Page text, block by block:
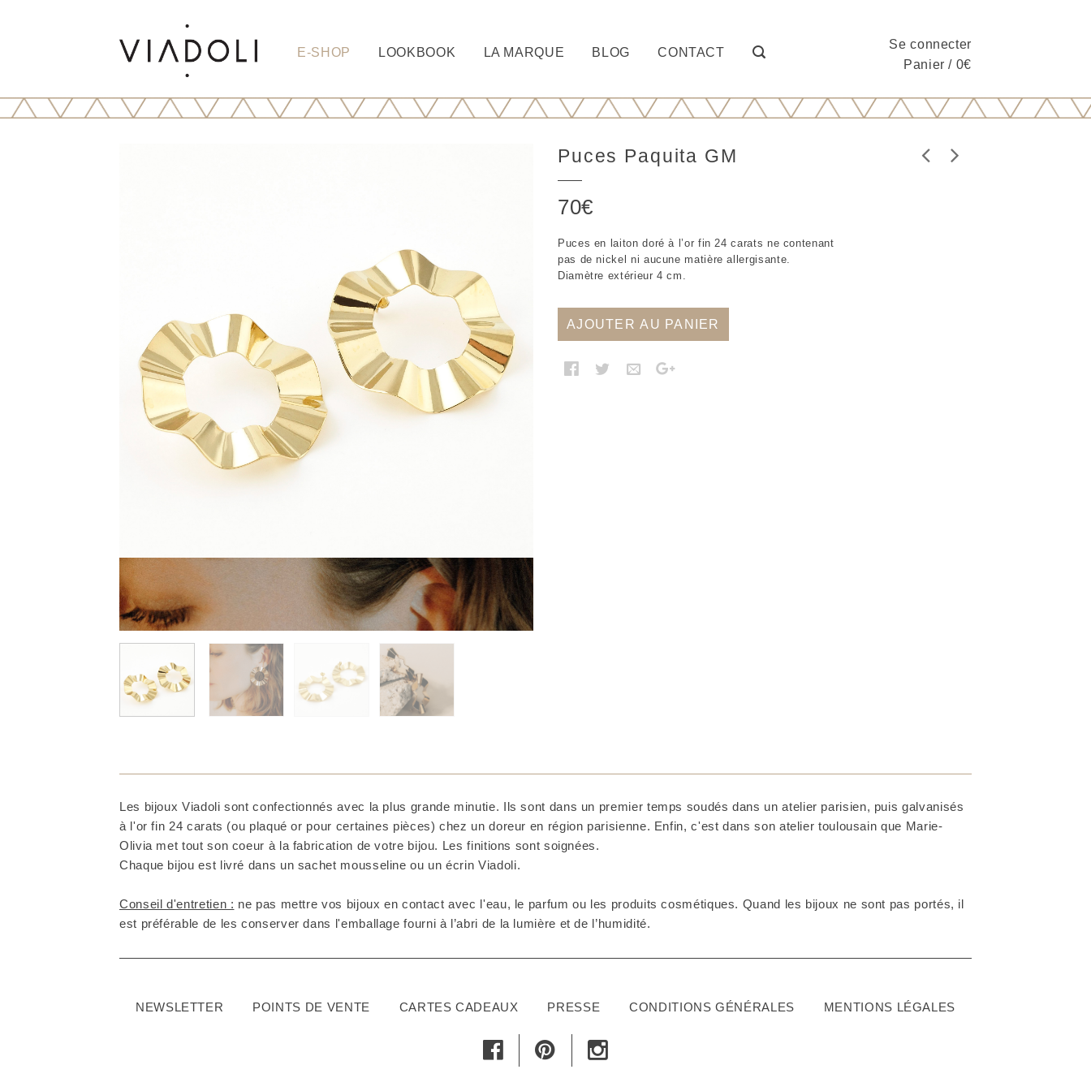
E-SHOP LOOKBOOK LA MARQUE BLOG CONTACT
Se connecter
Panier / 0€
Puces Paquita GM
70€
Puces en laiton doré à l’or fin 24 carats ne contenant
pas de nickel ni aucune matière allergisante.
Diamètre extérieur 4 cm.
AJOUTER AU PANIER
Les bijoux Viadoli sont confectionnés avec la plus grande minutie. Ils sont dans un premier temps soudés dans un atelier parisien, puis galvanisés
à l'or fin 24 carats (ou plaqué or pour certaines pièces) chez un doreur en région parisienne. Enfin, c'est dans son atelier toulousain que Marie-
Olivia met tout son coeur à la fabrication de votre bijou. Les finitions sont soignées.
Chaque bijou est livré dans un sachet mousseline ou un écrin Viadoli.
Conseil d'entretien : ne pas mettre vos bijoux en contact avec l'eau, le parfum ou les produits cosmétiques. Quand les bijoux ne sont pas portés, il
est préférable de les conserver dans l'emballage fourni à l’abri de la lumière et de l’humidité.
NEWSLETTER POINTS DE VENTE CARTES CADEAUX PRESSE CONDITIONS GÉNÉRALES MENTIONS LÉGALES